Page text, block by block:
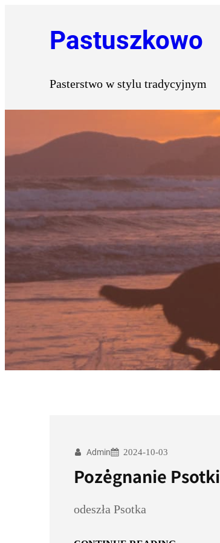
Pastuszkowo
Pasterstwo w stylu tradycyjnym
Admin 2024-10-03
Pożegnanie Psotki
odeszła Psotka